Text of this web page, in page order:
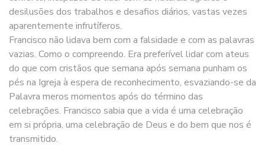
desilusões dos trabalhos e desafios diários, vastas vezes
aparentemente infrutíferos.
Francisco não lidava bem com a falsidade e com as palavras
vazias. Como o compreendo. Era preferível lidar com ateus
do que com cristãos que semana após semana punham os
pés na Igreja à espera de reconhecimento, esvaziando-se da
Palavra meros momentos após do término das
celebrações. Francisco sabia que a vida é uma celebração
em si própria, uma celebração de Deus e do bem que nos é
transmitido.